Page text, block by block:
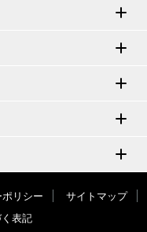
リシー
サイトマップ
表記